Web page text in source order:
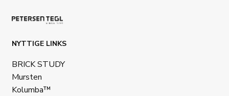
NYTTIGE LINKS
BRICK STUDY
Mursten
Kolumba™